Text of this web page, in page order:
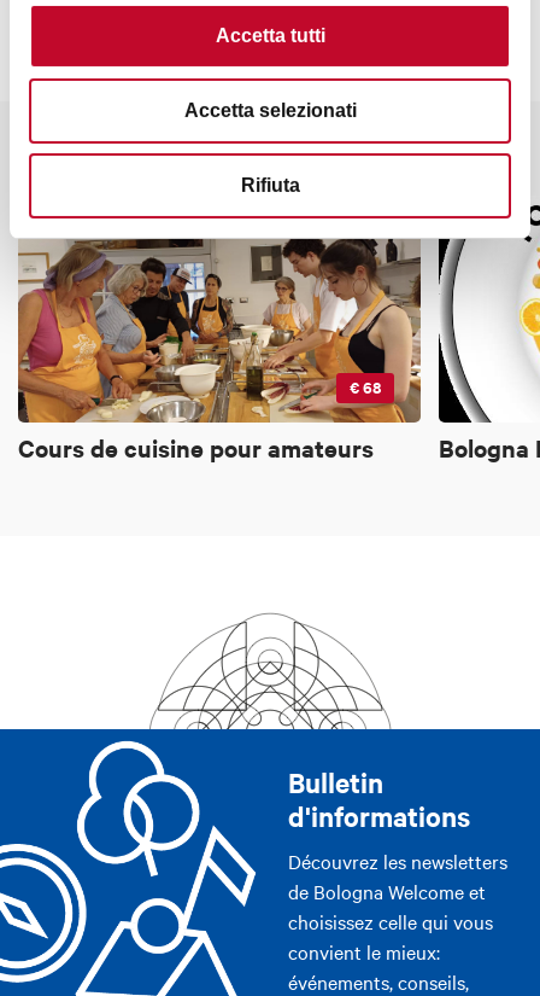
Accetta tutti
Accetta selezionati
Rifiuta
Résultats récommandés
€ 68
Cours de cuisine pour amateurs Bologna
Bulletin
d'informations
Découvrez les newsletters
de Bologna Welcome et
choisissez celle qui vous
convient le mieux:
événements, conseils,